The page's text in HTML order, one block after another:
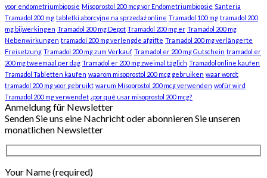
voor endometriumbiopsie Misoprostol 200 mcg vor Endometriumbiopsie Santeria
Tramadol 200 mg tabletki aborcyjne na sprzedaż online Tramadol 100 mg tramadol 200
mg bijwerkingen Tramadol 200 mg Depot Tramadol 200 mg er Tramadol 200 mg
Nebenwirkungen tramadol 200 mg verlengde afgifte Tramadol 200 mg verlängerte
Freisetzung Tramadol 200 mg zum Verkauf Tramadol er 200 mg Gutschein tramadol er
200 mg tweemaal per dag Tramadol er 200 mg zweimal täglich Tramadol online kaufen
Tramadol Tabletten kaufen waarom misoprostol 200 mcg gebruiken waar wordt
tramadol 200 mg voor gebruikt warum Misoprostol 200 mcg verwenden wofür wird
Tramadol 200 mg verwendet ¿por qué usar misoprostol 200 mcg?
Anmeldung für Newsletter
Senden Sie uns eine Nachricht oder abonnieren Sie unseren
monatlichen Newsletter
Your Name (required)